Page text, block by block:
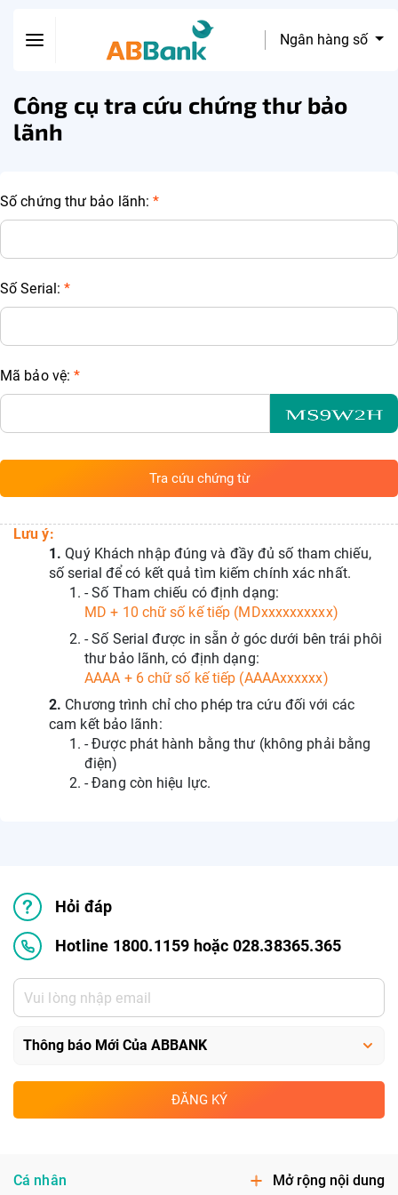
Ngân hàng số
Công cụ tra cứu chứng thư bảo
lãnh
Số chứng thư bảo lãnh:*
Số Serial:*
Mã bảo vệ:*
Tra cứu chứng từ
Lưu ý:
1.Quý Khách nhập đúng và đầy đủ số tham chiếu,
số serial để có kết quả tìm kiếm chính xác nhất.
- Số Tham chiếu có định dạng:
MD + 10 chữ số kế tiếp (MDxxxxxxxxxx)
- Số Serial được in sẵn ở góc dưới bên trái phôi
thư bảo lãnh, có định dạng:
AAAA + 6 chữ số kế tiếp (AAAAxxxxxx)
2. Chương trình chỉ cho phép tra cứu đối với các
cam kết bảo lãnh:
- Được phát hành bằng thư (không phải bằng
điện)
- Đang còn hiệu lực.
Hỏi đáp
Hotline 1800.1159 hoặc 028.38365.365
ĐĂNG KÝ
Cá nhân Mở rộng nội dung